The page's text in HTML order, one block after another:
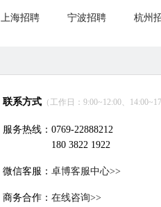
上海招聘 宁波招聘 杭州
联系方式 （工作日：9:00~12:00、
服务热线：0769-22888212
180 3822 1922
微信客服： 卓博客服中心>>
商务合作： 在线咨询>>